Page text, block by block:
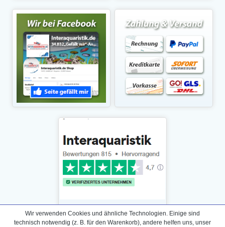
Wir verwenden Cookies und ähnliche Technologien. Einige sind
technisch notwendig (z. B. für den Warenkorb), andere helfen uns, unser